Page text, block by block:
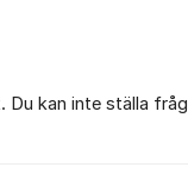
kan inte ställa